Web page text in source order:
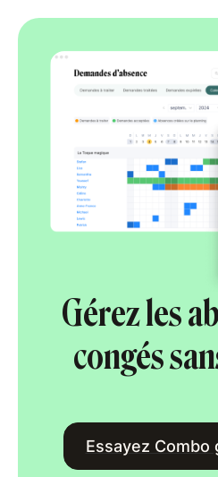
Gérez les
congés
Essayez